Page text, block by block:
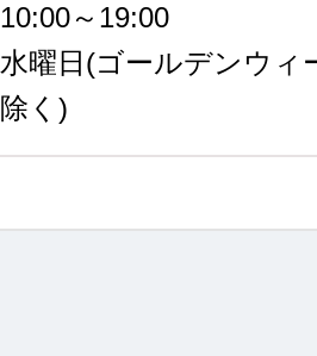
10:00～19:00
水曜日 (ゴールデンウィ
除く)